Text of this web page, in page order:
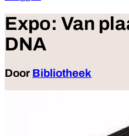
Expo: Van
DNA
Door Bibliotheek